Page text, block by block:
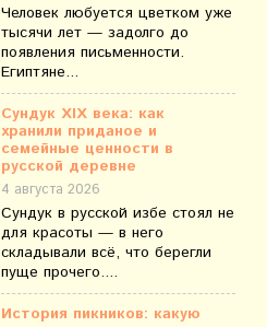
Человек любуется цветком уже
тысячи лет — задолго до
появления письменности.
Египтяне...
Сундук XIX века: как
хранили приданое и
семейные ценности в
русской деревне
4 августа 2026
Сундук в русской избе стоял не
для красоты — в него
складывали всё, что берегли
пуще прочего....
История пикников: какую